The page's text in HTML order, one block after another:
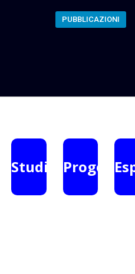
PUBBLICAZIONI
Studi Progetti